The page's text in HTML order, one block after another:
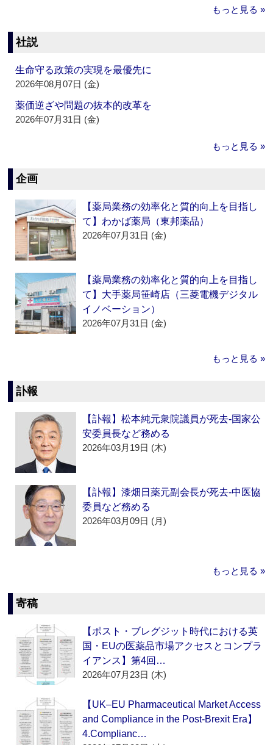
もっと見る »
社説
生命守る政策の実現を最優先に
2026年08月07日 (金)
薬価逆ざや問題の抜本的改革を
2026年07月31日 (金)
もっと見る »
企画
【薬局業務の効率化と質的向上を目指し
て】わかば薬局（東邦薬品）
2026年07月31日 (金)
【薬局業務の効率化と質的向上を目指し
て】大手薬局笹崎店（三菱電機デジタル
イノベーション）
2026年07月31日 (金)
もっと見る »
訃報
【訃報】松本純元衆院議員が死去‐国家公
安委員長など務める
2026年03月19日 (木)
【訃報】漆畑日薬元副会長が死去‐中医協
委員など務める
2026年03月09日 (月)
もっと見る »
寄稿
【ポスト・ブレグジット時代における英
国・EUの医薬品市場アクセスとコンプラ
イアンス】第4回…
2026年07月23日 (木)
【UK–EU Pharmaceutical Market Access
and Compliance in the Post-Brexit Era】
4.Complianc…